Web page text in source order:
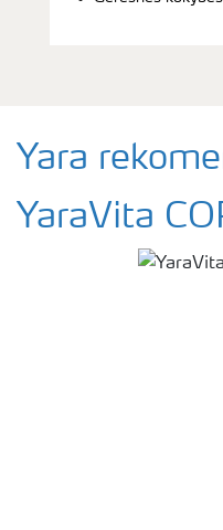
Yara
YaraVita